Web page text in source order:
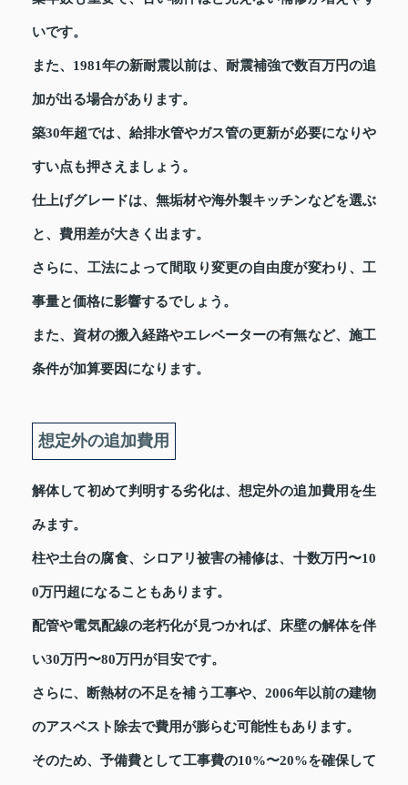
いです。
また、1981年の新耐震以前は、耐震補強で数百万円の追
加が出る場合があります。
築30年超では、給排水管やガス管の更新が必要になりや
すい点も押さえましょう。
仕上げグレードは、無垢材や海外製キッチンなどを選ぶ
と、費用差が大きく出ます。
さらに、工法によって間取り変更の自由度が変わり、工
事量と価格に影響するでしょう。
また、資材の搬入経路やエレベーターの有無など、施工
条件が加算要因になります。
想定外の追加費用
解体して初めて判明する劣化は、想定外の追加費用を生
みます。
柱や土台の腐食、シロアリ被害の補修は、十数万円〜10
0万円超になることもあります。
配管や電気配線の老朽化が見つかれば、床壁の解体を伴
い30万円〜80万円が目安です。
さらに、断熱材の不足を補う工事や、2006年以前の建物
のアスベスト除去で費用が膨らむ可能性もあります。
そのため、予備費として工事費の10%〜20%を確保して